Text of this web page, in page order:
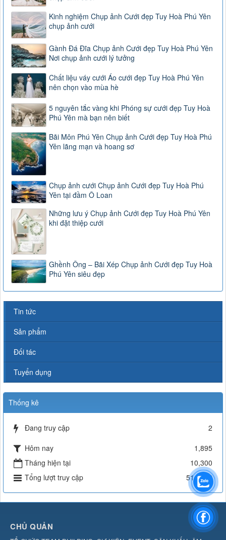
Kinh nghiệm Chụp ảnh Cưới đẹp Tuy Hoà Phú Yên
chụp ảnh cưới
Gành Đá Đĩa Chụp ảnh Cưới đẹp Tuy Hoà Phú Yên
Nơi chụp ảnh cưới lý tưởng
Chất liệu váy cưới Áo cưới đẹp Tuy Hoà Phú Yên
nên chọn vào mùa hè
5 nguyên tắc vàng khi Phóng sự cưới đẹp Tuy Hoà
Phú Yên mà bạn nên biết
Bãi Môn Phú Yên Chụp ảnh Cưới đẹp Tuy Hoà Phú
Yên lãng mạn và hoang sơ
Chụp ảnh cưới Chụp ảnh Cưới đẹp Tuy Hoà Phú
Yên tại đầm Ô Loan
Những lưu ý Chụp ảnh Cưới đẹp Tuy Hoà Phú Yên
khi đặt thiệp cưới
Ghềnh Ông – Bãi Xép Chụp ảnh Cưới đẹp Tuy Hoà
Phú Yên siêu đẹp
Tin tức
Sản phẩm
Đối tác
Tuyển dụng
Thống kê
Đang truy cập
2
Hôm nay
1,895
Tháng hiện tại
10,300
Tổng lượt truy cập
511,262
CHỦ QUẢN